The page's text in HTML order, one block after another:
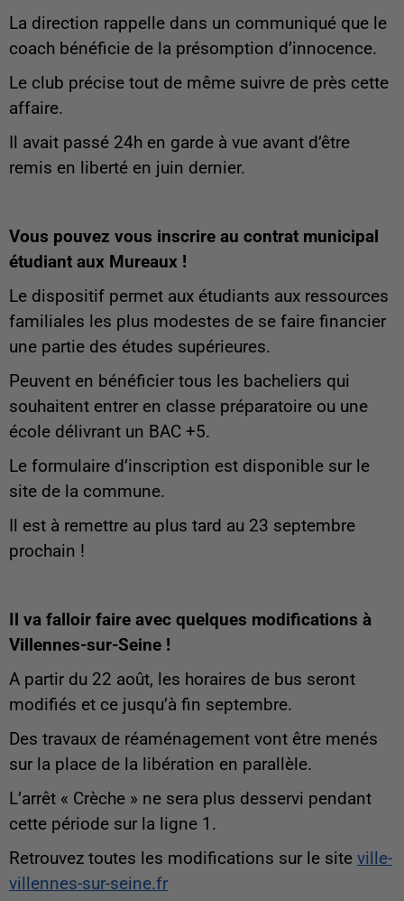
La direction rappelle dans un communiqué que le
coach bénéficie de la présomption d’innocence.
Le club précise tout de même suivre de près cette
affaire.
Il avait passé 24h en garde à vue avant d’être
remis en liberté en juin dernier.
Vous pouvez vous inscrire au contrat municipal
étudiant aux Mureaux !
Le dispositif permet aux étudiants aux ressources
familiales les plus modestes de se faire financier
une partie des études supérieures.
Peuvent en bénéficier tous les bacheliers qui
souhaitent entrer en classe préparatoire ou une
école délivrant un BAC +5.
Le formulaire d’inscription est disponible sur le
site de la commune.
Il est à remettre au plus tard au 23 septembre
prochain !
Il va falloir faire avec quelques modifications à
Villennes-sur-Seine !
A partir du 22 août, les horaires de bus seront
modifiés et ce jusqu’à fin septembre.
Des travaux de réaménagement vont être menés
sur la place de la libération en parallèle.
L’arrêt « Crèche » ne sera plus desservi pendant
cette période sur la ligne 1.
Retrouvez toutes les modifications sur le site ville-
villennes-sur-seine.fr